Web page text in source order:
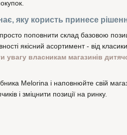
яку користь принесе
поповнити склад базовою
якісний асортимент - від
увагу власникам магазинів
Melorina і наповнюйте свій
і зміцнити позиції на ринку.